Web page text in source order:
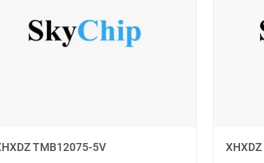
TMB12075-5V